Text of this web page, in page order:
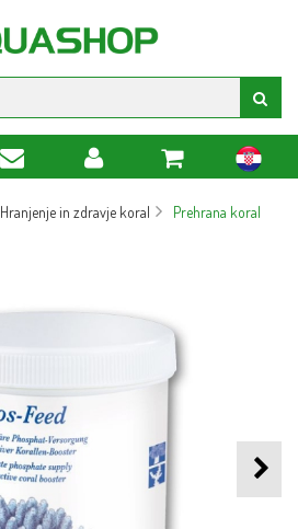
hr
Hranjenje in zdravje koral Prehrana koral